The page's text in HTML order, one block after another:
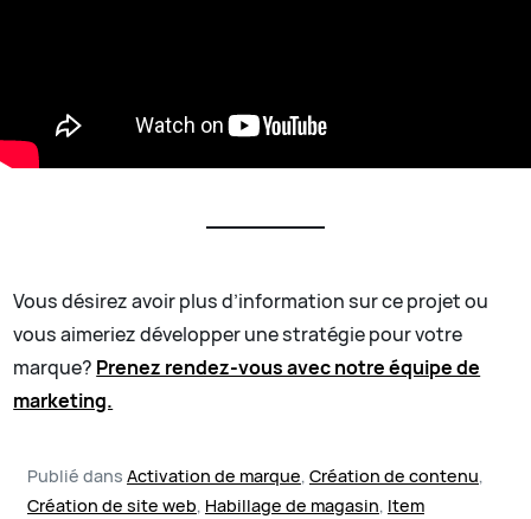
Vous désirez avoir plus d’information sur ce projet ou
vous aimeriez développer une stratégie pour votre
marque? Prenez rendez-vous avec notre équipe de
marketing.
Publié dans Activation de marque, Création de contenu,
Création de site web, Habillage de magasin, Item